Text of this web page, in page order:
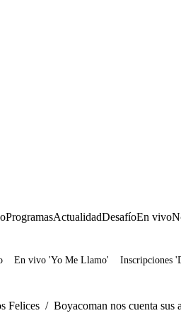
ProgramasActualidadDesafíoEn vivo
En vivo 'Yo Me Llamo' Inscripciones
Felices / Boyacoman nos cuenta sus